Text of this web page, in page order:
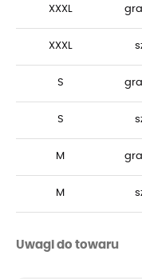
XXXL
XXXL
S
S
M
M
Uwagi do towaru